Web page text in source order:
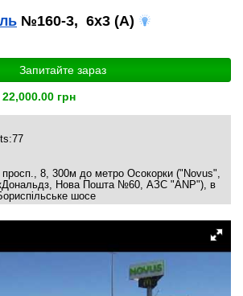
№160-3, 6x3 (A)
Запитайте зараз
22,000.00 грн
77
8, 300м до метро Осокорки ("Novus",
Нова Пошта №60, АЗС "ANP"), в
шосе